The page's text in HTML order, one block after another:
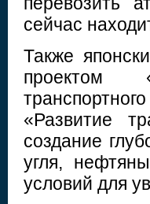
сейчас
Также
проектом
«Развитие
создание
угля,
условий для